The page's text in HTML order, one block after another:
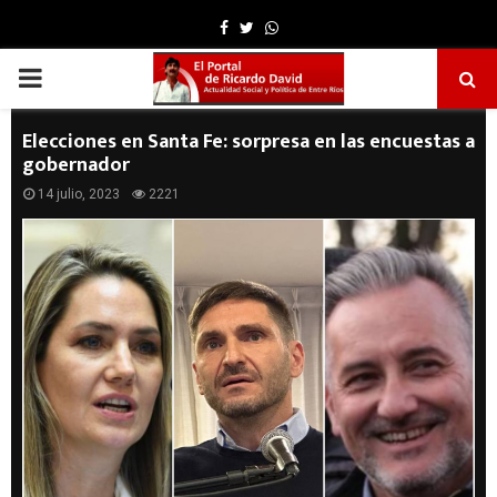
Facebook
TwitterWhatsapp
PRIMARY
MENU
Elecciones en Santa Fe: sorpresa en las encuestas a
gobernador
14 julio, 2023 2221